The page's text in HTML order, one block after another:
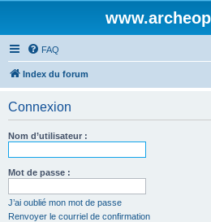
FAQ
Index du forum
Connexion
Nom d’utilisateur :
Mot de passe :
J’ai oublié mon mot de passe
Renvoyer le courriel de confirmation